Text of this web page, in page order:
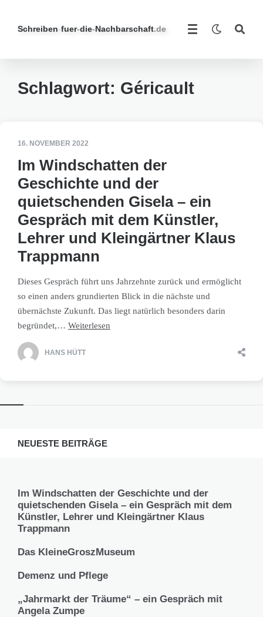
Schreiben-fuer-die- Nachbarschaft.de
Schlagwort: Géricault
16. NOVEMBER 2022
Im Windschatten der
Geschichte und der
quietschenden Gisela – ein
Gespräch mit dem Künstler,
Lehrer und Kleingärtner Klaus
Trappmann
Dieses Gespräch führt uns Jahrzehnte zurück und ermöglicht
so einen anders grundierten Blick in die nächste und
übernächste Zukunft. Das liegt natürlich besonders darin
begründet,… Weiterlesen
HANS HÜTT
NEUESTE BEITRÄGE
Im Windschatten der Geschichte und der
quietschenden Gisela – ein Gespräch mit dem
Künstler, Lehrer und Kleingärtner Klaus
Trappmann
Das KleineGroszMuseum
Demenz und Pflege
„Jahrmarkt der Träume“ – ein Gespräch mit
Angela Zumpe